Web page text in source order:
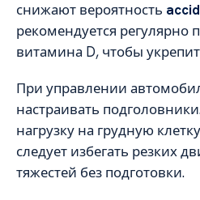
снижают вероятность
рекомендуется регулярно
витамина D, чтобы
При управлении
настраивать
нагрузку на грудную
следует избегать резких
тяжестей без подготовки.